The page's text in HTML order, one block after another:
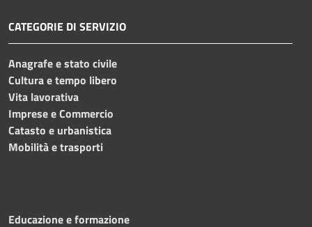
CATEGORIE DI SERVIZIO
Anagrafe e stato civile
Cultura e tempo libero
Vita lavorativa
Imprese e Commercio
Catasto e urbanistica
Mobilità e trasporti
Educazione e formazione